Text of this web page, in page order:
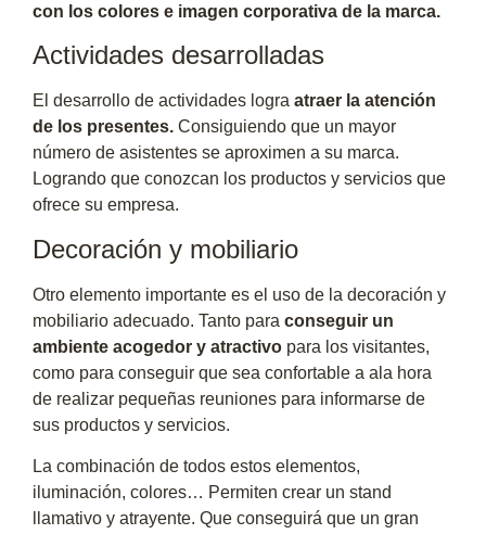
con los colores e imagen corporativa de la marca.
Actividades desarrolladas
El desarrollo de actividades logra atraer la atención
de los presentes. Consiguiendo que un mayor
número de asistentes se aproximen a su marca.
Logrando que conozcan los productos y servicios que
ofrece su empresa.
Decoración y mobiliario
Otro elemento importante es el uso de la decoración y
mobiliario adecuado. Tanto para conseguir un
ambiente acogedor y atractivo para los visitantes,
como para conseguir que sea confortable a ala hora
de realizar pequeñas reuniones para informarse de
sus productos y servicios.
La combinación de todos estos elementos,
iluminación, colores… Permiten crear un stand
llamativo y atrayente. Que conseguirá que un gran